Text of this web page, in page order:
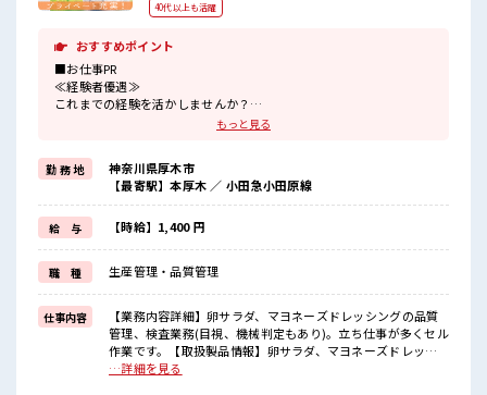
40代以上も活躍
おすすめポイント
■お仕事PR
≪経験者優遇≫
これまでの経験を活かしませんか？
≪プライベートが充実する≫
場合によってはお願いすることもありますが、
残業はほとんどナシ！
≪動きやすい制服アリ≫
制服があるので、
毎日の服装の悩み解消♪
≪収入アップを目指せる≫
高時給だらけの派遣のお仕事です！
■職場の雰囲気
少人数の職場でこじんまり。
職場の仲間との交流もできちゃうかも？
休憩室で自分タイム！
もっと見る
勤 務 地
神奈川県厚木市
【最寄駅】本厚木 ／ 小田急小田原線
給 与 【時給】1,400 円
職 種 生産管理・品質管理
仕事内容
【業務内容詳細】卵サラダ、マヨネーズドレッシングの品質
管理、検査業務(目視、機械判定もあり)。立ち仕事が多くセル
作業です。【取扱製品情報】卵サラダ、マヨネーズドレッシ
ング ■お仕事PR ≪経験者優遇≫ これまでの経験を活かしませ
…詳細を見る